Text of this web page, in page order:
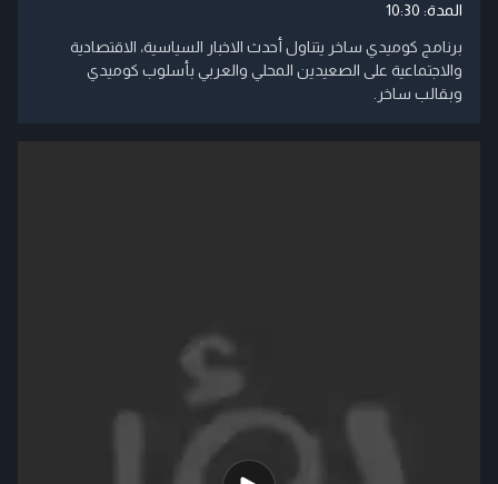
المدة: 10:30
برنامج كوميدي ساخر يتناول أحدث الاخبار السياسية، الاقتصادية
والاجتماعية على الصعيدين المحلي والعربي بأسلوب كوميدي
وبقالب ساخر.